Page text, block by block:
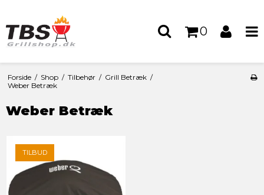
0
Forside / Shop / Tilbehør / Grill Betræk /
Weber Betræk
Weber Betræk
TILBUD